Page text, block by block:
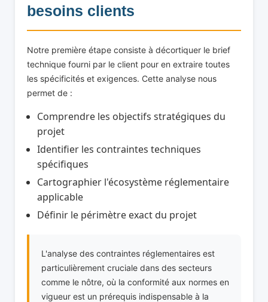
besoins clients
Notre première étape consiste à décortiquer le brief
technique fourni par le client pour en extraire toutes
les spécificités et exigences. Cette analyse nous
permet de :
Comprendre les objectifs stratégiques du
projet
Identifier les contraintes techniques
spécifiques
Cartographier l'écosystème réglementaire
applicable
Définir le périmètre exact du projet
L'analyse des contraintes réglementaires est
particulièrement cruciale dans des secteurs
comme le nôtre, où la conformité aux normes en
vigueur est un prérequis indispensable à la